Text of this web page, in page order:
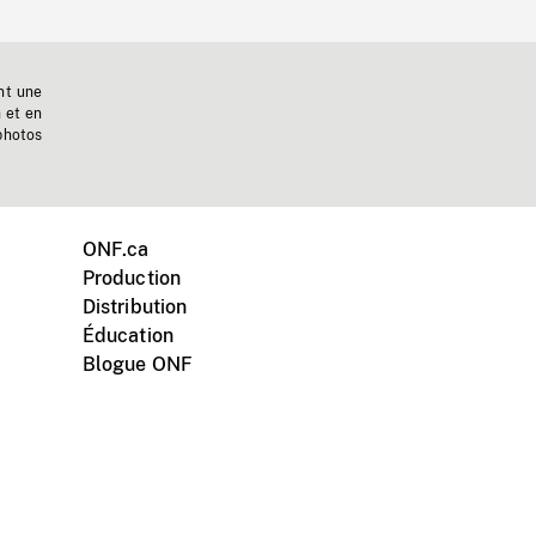
une
et en
ONF.ca
Production
Distribution
Éducation
Blogue ONF